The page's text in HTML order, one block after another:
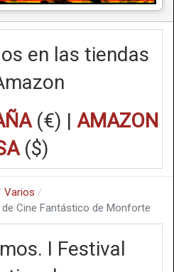
en las tiendas
(€) | AMAZON
($)
Varios
Cine Fantástico de Monforte
I Festival